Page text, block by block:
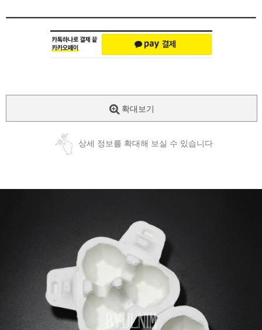
확대보기
상세 정보를 확대해 보실 수 있습니다